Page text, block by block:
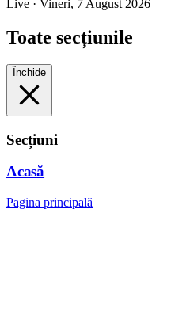
Live · Vineri, 7 August 2026
Toate secțiunile
Închide
Secțiuni
Acasă
Pagina principală